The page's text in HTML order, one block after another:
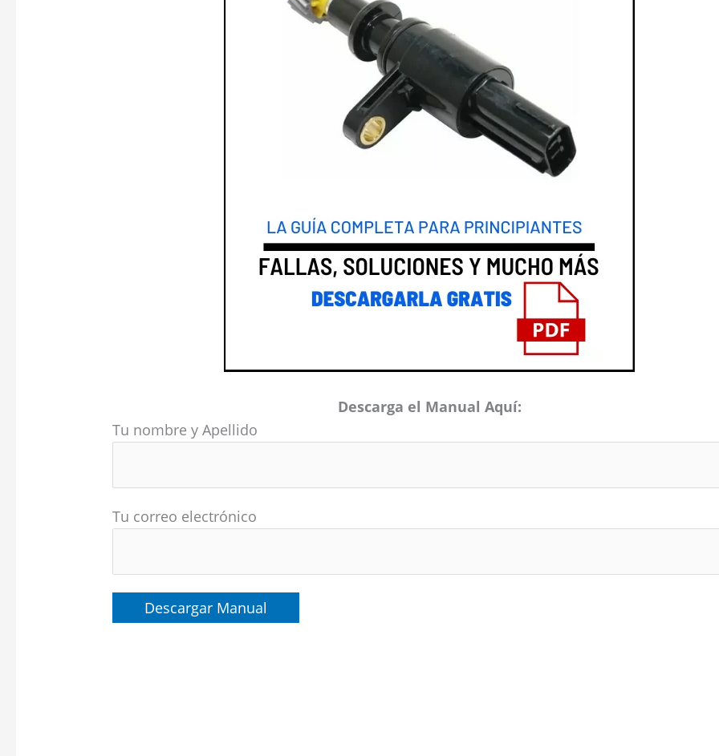
Descarga el Manual Aquí:
Tu nombre y Apellido
Tu correo electrónico